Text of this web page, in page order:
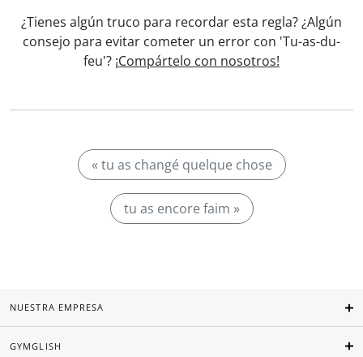
¿Tienes algún truco para recordar esta regla? ¿Algún
consejo para evitar cometer un error con 'Tu-as-du-
feu'? ¡Compártelo con nosotros!
« tu as changé quelque chose
tu as encore faim »
NUESTRA EMPRESA
GYMGLISH